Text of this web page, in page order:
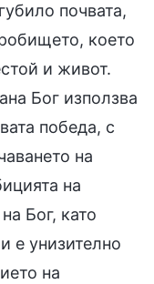
почвата,
което
и живот.
Бог използва
победа, с
на
на
Бог, като
е унизително
на